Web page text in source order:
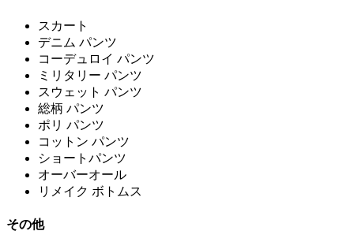
スカート
デニム パンツ
コーデュロイ パンツ
ミリタリー パンツ
スウェット パンツ
総柄 パンツ
ポリ パンツ
コットン パンツ
ショートパンツ
オーバーオール
リメイク ボトムス
その他